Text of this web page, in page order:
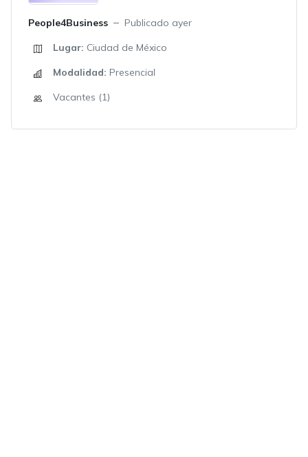
People4Business
Publicado ayer
Lugar: Ciudad de México
Modalidad: Presencial
Vacantes (1)